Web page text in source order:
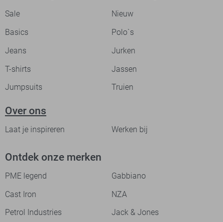
Sale
Nieuw
Basics
Polo`s
Jeans
Jurken
T-shirts
Jassen
Jumpsuits
Truien
Over ons
Laat je inspireren Werken bij
Ontdek onze merken
PME legend
Gabbiano
Cast Iron
NZA
Petrol Industries
Jack & Jones